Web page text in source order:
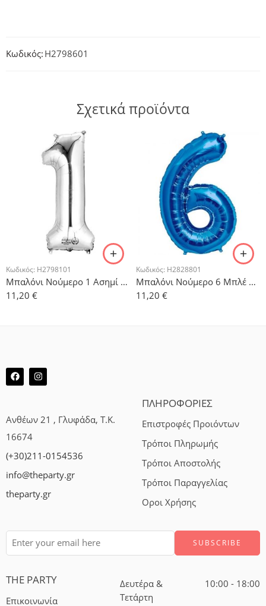
Κωδικός: H2798601
Σχετικά προϊόντα
Κωδικός: H2798101
Μπαλόνι Νούμερο 1 Ασημί με ήλιον 86x33cm
11,20 €
Κωδικός: H2828801
Μπαλόνι Νούμερο 6 Μπλέ με ήλιον 88x58cm
11,20 €
Ανθέων 21 , Γλυφάδα, Τ.Κ.
16674
(+30)211-0154536
info@theparty.gr
theparty.gr
ΠΛΗΡΟΦΟΡΙΕΣ
Επιστροφές Προιόντων
Τρόποι Πληρωμής
Τρόποι Αποστολής
Τρόποι Παραγγελίας
Οροι Χρήσης
THE PARTY
Επικοινωνία
Δευτέρα &
Τετάρτη
10:00 - 18:00